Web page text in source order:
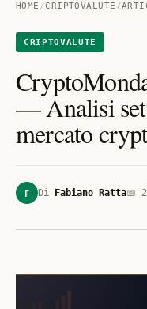
HOME /CRIPTOVALUTE /
CRIPTOVALUTE
— Analisi
mercato
F Di Fabiano Ratta📅